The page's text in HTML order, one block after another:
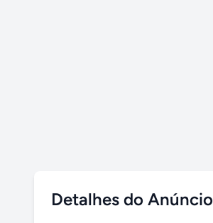
Detalhes do Anúncio